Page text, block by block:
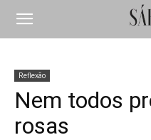
Reflexão
Nem todos
rosas